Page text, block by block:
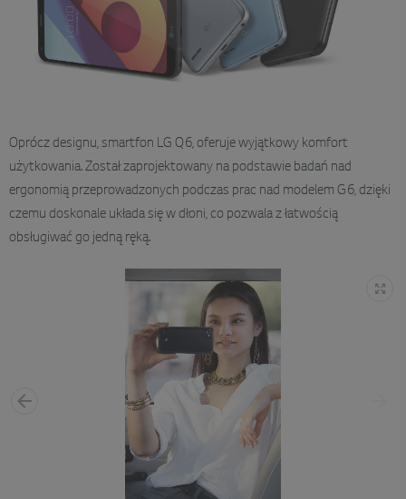
Oprócz designu, smartfon LG Q6, oferuje wyjątkowy komfort
użytkowania. Został zaprojektowany na podstawie badań nad
ergonomią przeprowadzonych podczas prac nad modelem G6, dzięki
czemu doskonale układa się w dłoni, co pozwala z łatwością
obsługiwać go jedną ręką.